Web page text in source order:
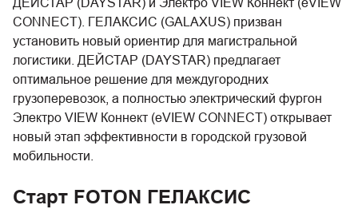
CONNECT). ГЕЛАКСИС (GALAXUS) призван
установить новый ориентир для магистральной
логистики. ДЕЙСТАР (DAYSTAR) предлагает
оптимальное решение для междугородних
грузоперевозок, а полностью электрический фургон
Электро VIEW Коннект (eVIEW CONNECT) открывает
новый этап эффективности в городской грузовой
мобильности.
Старт FOTON ГЕЛАКСИС